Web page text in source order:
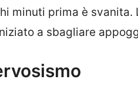
minuti prima è svanita.
a sbagliare